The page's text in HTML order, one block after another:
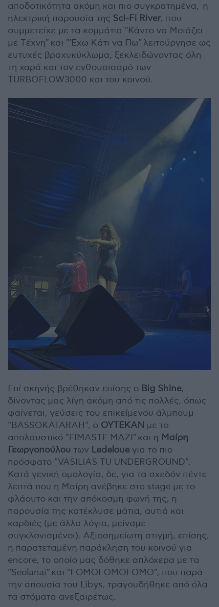
αποδοτικότητα ακόμη και πιο συγκρατημένα, η
ηλεκτρική παρουσία της Sci-Fi River, που
συμμετείχε με τα κομμάτια "Κάντο να Mοιάζει
με Tέχνη" και "'Eχω Kάτι να Πω" λειτούργησε ως
ευτυχές βραχυκύκλωμα, ξεκλειδώνοντας όλη
τη χαρά και τον ενθουσιασμό των
TURBOFLOW3000 και του κοινού.
Επί σκηνής βρέθηκαν επίσης ο Big Shine,
δίνοντας μας λίγη ακόμη από τις πολλές, όπως
φαίνεται, γεύσεις του επικείμενου άλμπουμ
"BASSOKATARAH", ο ΟΥΤΕΚΑΝ με το
απολαυστικό "EIMASTE MAZI" και η Μαίρη
Γεωργοπούλου των Ledeloue για το πιο
πρόσφατο "VASILIAS TU UNDERGROUND".
Κατά γενική ομολογία, δε, για τα σχεδόν πέντε
λεπτά που η Μαίρη ανέβηκε στο stage με το
φλάουτο και την απόκοσμη φωνή της, η
παρουσία της κατέκλυσε μάτια, αυτιά και
καρδιές (με άλλα λόγια, μείναμε
συγκλονισμένοι). Αξιοσημείωτη στιγμή, επίσης,
η παρατεταμένη παράκληση του κοινού για
encore, το οποίο μας δόθηκε απλόχερα με τα
"Seolanai" και "FOMOFOMOFOMO", που παρά
την απουσία του Libys, τραγουδήθηκε από όλα
τα στόματα ανεξαιρέτως.